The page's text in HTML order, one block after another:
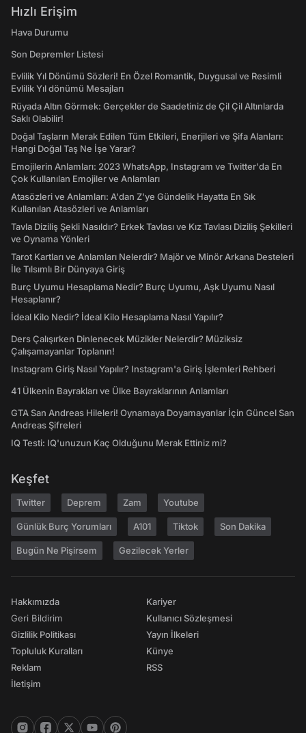
Hızlı Erişim
Hava Durumu
Son Depremler Listesi
Evlilik Yıl Dönümü Sözleri! En Özel Romantik, Duygusal ve Resimli
Evlilik Yıl dönümü Mesajları
Rüyada Altın Görmek: Gerçekler de Saadetiniz de Çil Çil Altınlarda
Saklı Olabilir!
Doğal Taşların Merak Edilen Tüm Etkileri, Enerjileri ve Şifa Alanları:
Hangi Doğal Taş Ne İşe Yarar?
Emojilerin Anlamları: 2023 WhatsApp, Instagram ve Twitter'da En
Çok Kullanılan Emojiler ve Anlamları
Atasözleri ve Anlamları: A'dan Z'ye Gündelik Hayatta En Sık
Kullanılan Atasözleri ve Anlamları
Tavla Diziliş Şekli Nasıldır? Erkek Tavlası ve Kız Tavlası Diziliş Şekilleri
ve Oynama Yönleri
Tarot Kartları ve Anlamları Nelerdir? Majör ve Minör Arkana Desteleri
İle Tılsımlı Bir Dünyaya Giriş
Burç Uyumu Hesaplama Nedir? Burç Uyumu, Aşk Uyumu Nasıl
Hesaplanır?
İdeal Kilo Nedir? İdeal Kilo Hesaplama Nasıl Yapılır?
Ders Çalışırken Dinlenecek Müzikler Nelerdir? Müziksiz
Çalışamayanlar Toplanın!
Instagram Giriş Nasıl Yapılır? Instagram'a Giriş İşlemleri Rehberi
41 Ülkenin Bayrakları ve Ülke Bayraklarının Anlamları
GTA San Andreas Hileleri! Oynamaya Doyamayanlar İçin Güncel San
Andreas Şifreleri
IQ Testi: IQ'unuzun Kaç Olduğunu Merak Ettiniz mi?
Keşfet
Twitter Deprem Zam Youtube
Günlük Burç Yorumları A101 Tiktok Son Dakika
Bugün Ne Pişirsem Gezilecek Yerler
Hakkımızda
Geri Bildirim
Gizlilik Politikası
Topluluk Kuralları
Reklam
İletişim
Kariyer
Kullanıcı Sözleşmesi
Yayın İlkeleri
Künye
RSS